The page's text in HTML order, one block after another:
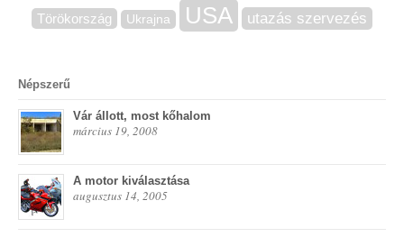
Törökország Ukrajna USA utazás szervezés
Népszerű
Vár állott, most kőhalom
március 19, 2008
A motor kiválasztása
augusztus 14, 2005